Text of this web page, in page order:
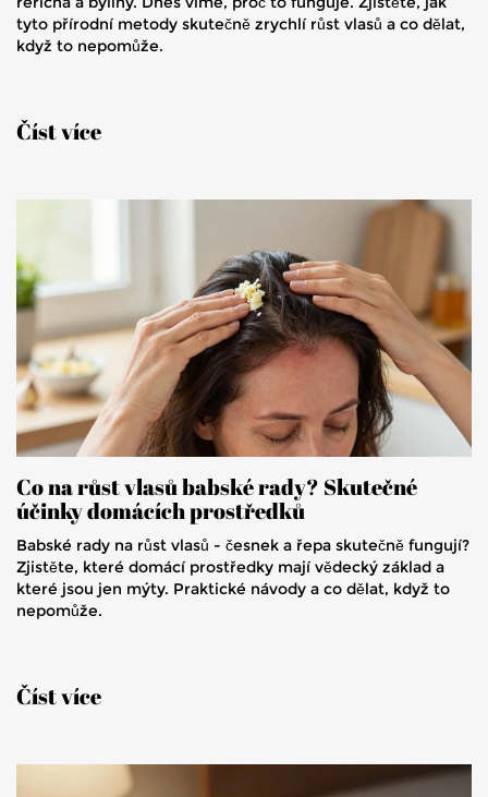
tyto přírodní metody skutečně zrychlí růst vlasů a co dělat,
když to nepomůže.
Číst více
Co na růst vlasů babské rady? Skutečné
účinky domácích prostředků
Babské rady na růst vlasů - česnek a řepa skutečně fungují?
Zjistěte, které domácí prostředky mají vědecký základ a
které jsou jen mýty. Praktické návody a co dělat, když to
nepomůže.
Číst více